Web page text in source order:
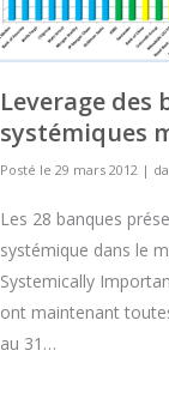
Leverage des
systémiques
Posté le 29 mars 2012 |
Les 28 banques
systémique dans le
Systemically
ont maintenant
au 31…